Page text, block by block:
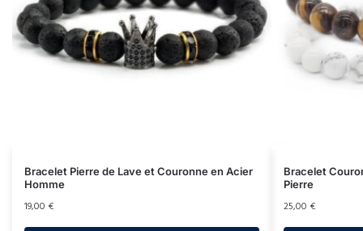
Bracelet Pierre de Lave et Couronne en Acier
Homme
19,00 €
Bracelet
Pierre
25,00 €